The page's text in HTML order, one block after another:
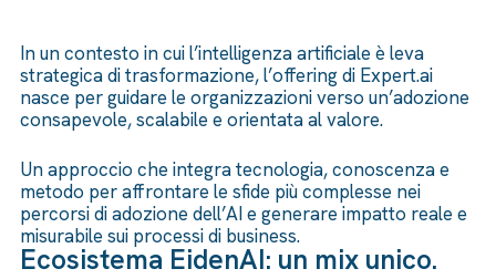
In un contesto in cui l’intelligenza artificiale è leva
strategica di trasformazione, l’offering di Expert.ai
nasce per guidare le organizzazioni verso un’adozione
consapevole, scalabile e orientata al valore.
Un approccio che integra tecnologia, conoscenza e
metodo per affrontare le sfide più complesse nei
percorsi di adozione dell’AI e generare impatto reale e
misurabile sui processi di business.
Ecosistema EidenAI: un mix unico.